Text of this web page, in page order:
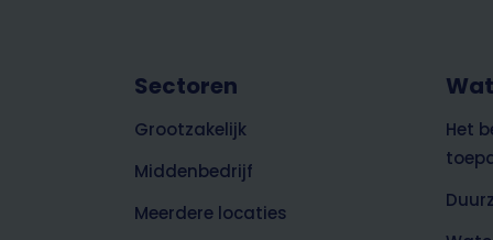
Footer
zakelijk
Sectoren
Grootzakelijk
Middenbedrijf
Meerdere locaties
Het